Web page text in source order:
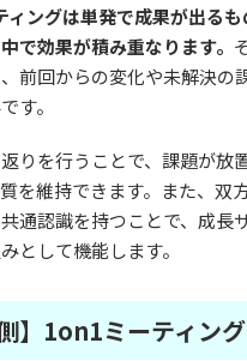
ィングは単発で成果が出る
で効果が積み重なります。
前回からの変化や未解決の
す。
りを行うことで、課題が放
を維持できます。また、双
通認識を持つことで、成長
として機能します。
側】1on1ミーティン